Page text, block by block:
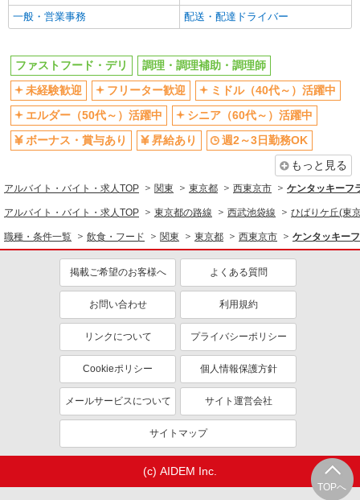
同じ職種から求人を探す
ファストフード・デリ
調理・調理補助・調理師
同じ特徴から求人を探す
未経験歓迎
ミドル（40代～）活躍中
ボーナス・賞与あり
週2～3日勤務OK
上場企業・上場企業のグループ会
社員登用あり
一般・営業事務
配送・配達ドライバー
TOPへ
ファストフード・デリ
調理・調理補助・調理師
未経験歓迎
フリーター歓迎
ミドル（40代～）活躍中
エルダー（50代～）活躍中
シニア（60代～）活躍中
ボーナス・賞与あり
昇給あり
週2～3日勤務OK
もっと見る
アルバイト・バイト・求人TOP 関東 東京都 西東京市 ケンタッキーフ
アルバイト・バイト・求人TOP 東京都の路線 西武池袋線 ひばりケ丘(東
職種・条件一覧 飲食・フード 関東 東京都 西東京市 ケンタッキー
掲載ご希望のお客様へ よくある質問
お問い合わせ 利用規約
リンクについて プライバシーポリシー
Cookieポリシー 個人情報保護方針
メールサービスについて サイト運営会社
サイトマップ
(c) AIDEM Inc.